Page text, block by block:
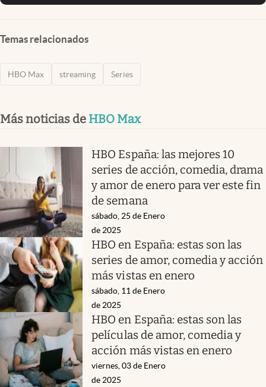
Temas relacionados
HBO Max streaming Series
Más noticias de HBO Max
HBO España: las mejores 10
series de acción, comedia, drama
y amor de enero para ver este fin
de semana
sábado, 25 de Enero
de 2025
HBO en España: estas son las
series de amor, comedia y acción
más vistas en enero
sábado, 11 de Enero
de 2025
HBO en España: estas son las
películas de amor, comedia y
acción más vistas en enero
viernes, 03 de Enero
de 2025